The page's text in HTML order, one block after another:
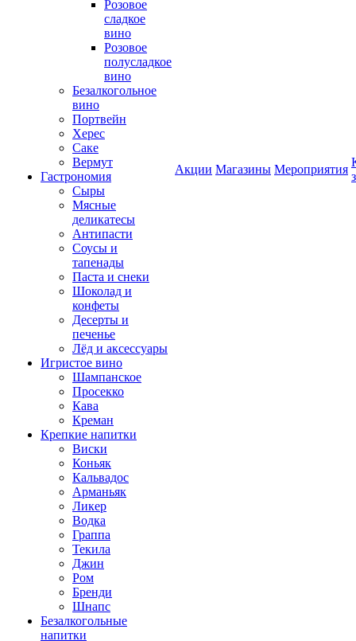
Розовое
сладкое
вино
Розовое
полусладкое
вино
Безалкогольное
вино
Портвейн
Херес
Саке
Вермут
Гастрономия
Сыры
Мясные
деликатесы
Антипасти
Соусы и
тапенады
Паста и снеки
Шоколад и
конфеты
Десерты и
печенье
Лёд и аксессуары
Игристое вино
Шампанское
Просекко
Кава
Креман
Крепкие напитки
Виски
Коньяк
Кальвадос
Арманьяк
Ликер
Водка
Граппа
Текила
Джин
Ром
Бренди
Шнапс
Безалкогольные
напитки
Акции Магазины Мероприятия